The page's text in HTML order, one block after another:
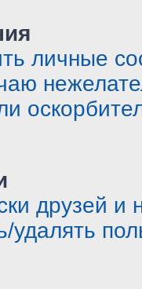
личные
друзей и
удалять